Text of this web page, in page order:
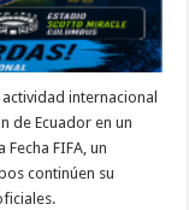
internacional
de Ecuador en un
FIFA, un
continúen su